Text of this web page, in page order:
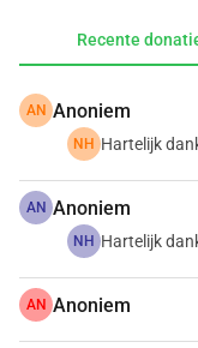
Recente
AN Anoniem
NH Hartelijk
AN Anoniem
NH Hartelijk
AN Anoniem